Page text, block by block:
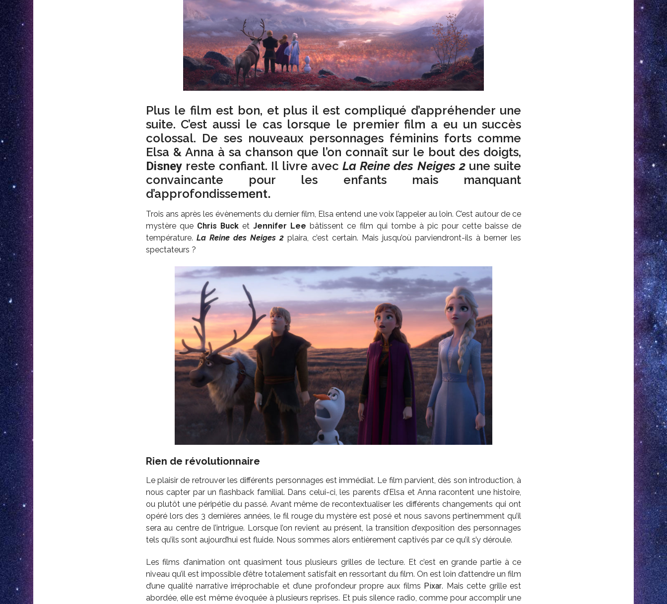
Plus le film est bon, et plus il est compliqué d’appréhender une
suite. C’est aussi le cas lorsque le premier film a eu un succès
colossal. De ses nouveaux personnages féminins forts comme
Elsa & Anna à sa chanson que l’on connaît sur le bout des doigts,
Disneyreste confiant. Il livre avec La Reine des Neiges 2une suite
convaincante pour les enfants mais manquant
d’approfondissement.
Trois ans après les évènements du dernier film, Elsa entend une voix l’appeler au loin. C’est autour de ce
mystère que Chris Buck etJennifer Lee bâtissent ce film qui tombe à pic pour cette baisse de
température. La Reine des Neiges 2plaira, c’est certain. Mais jusqu’où parviendront-ils à berner les
spectateurs ?
Rien de révolutionnaire
Le plaisir de retrouver les différents personnages est immédiat. Le film parvient, dès son introduction, à
nous capter par un flashback familial. Dans celui-ci, les parents d’Elsa et Anna racontent une histoire,
ou plutôt une péripétie du passé. Avant même de recontextualiser les différents changements qui ont
opéré lors des 3 dernières années, le fil rouge du mystère est posé et nous savons pertinemment qu’il
sera au centre de l’intrigue. Lorsque l’on revient au présent, la transition d’exposition des personnages
tels qu’ils sont aujourd’hui est fluide. Nous sommes alors entièrement captivés par ce qu’il s’y déroule.
Les films d’animation ont quasiment tous plusieurs grilles de lecture. Et c’est en grande partie à ce
niveau qu’il est impossible d’être totalement satisfait en ressortant du film. On est loin d’attendre un film
d’une qualité narrative irréprochable et d’une profondeur propre aux films Pixar. Mais cette grille est
abordée, elle est même évoquée à plusieurs reprises. Et puis silence radio, comme pour accomplir une